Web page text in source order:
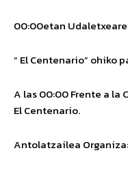
00:00etan
“ El Centenario” ohiko
A las 00:00 Frente a la
El Centenario.
Antolatzailea Organiza: